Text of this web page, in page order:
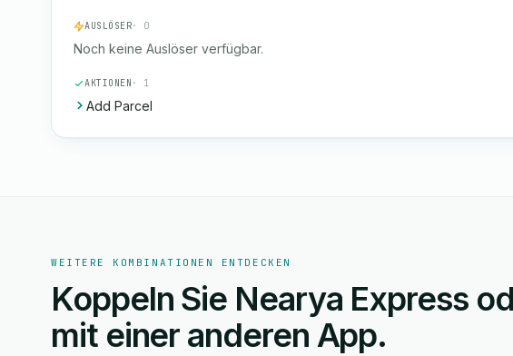
AUSLÖSER· 0
Noch keine Auslöser verfügbar.
AKTIONEN · 1
Add Parcel
WEITERE KOMBINATIONEN ENTDECKEN
Koppeln Sie Nearya Express
mit einer anderen App.